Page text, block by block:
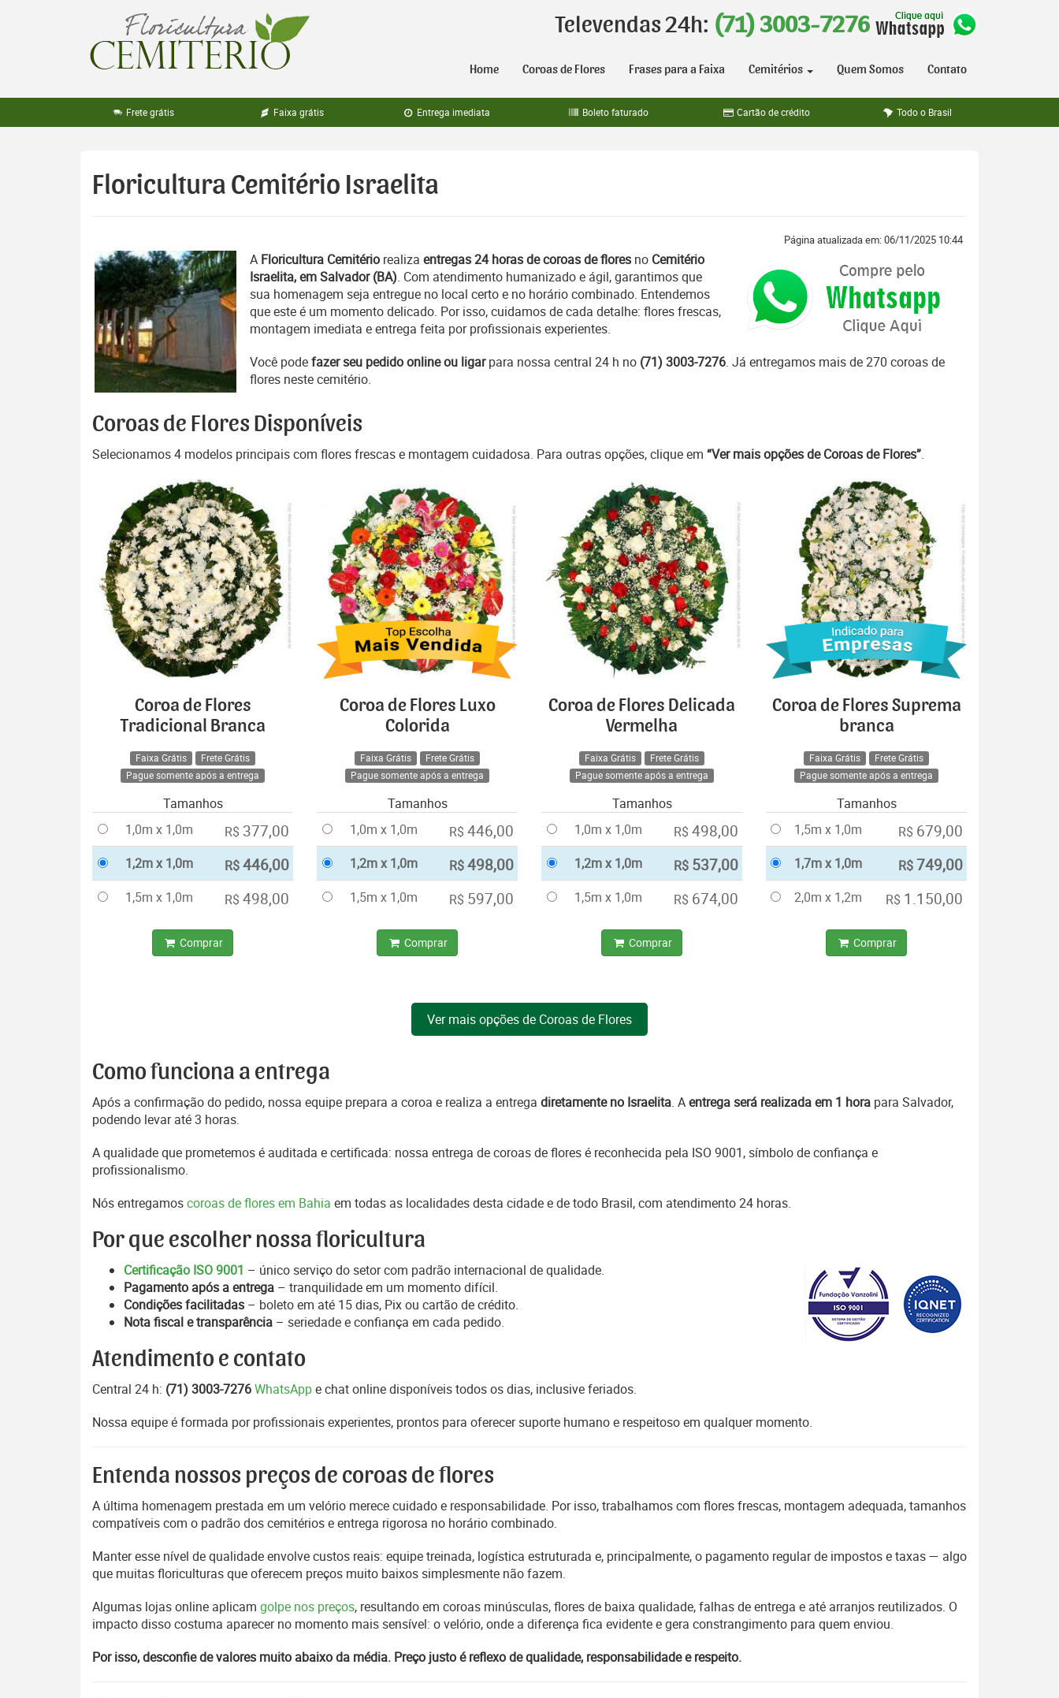
Televendas 24h: (71) 3003-7276
Home Coroas de Flores Frases para a Faixa Cemitérios Quem Somos Contato
Frete grátis Faixa grátis Entrega imediata Boleto faturado Cartão de crédito Todo o Brasil
Floricultura Cemitério Israelita
Página atualizada em: 06/11/2025 10:44
A Floricultura Cemitério realiza entregas 24 horas de coroas de flores no Cemitério
Israelita, em Salvador (BA). Com atendimento humanizado e ágil, garantimos que
sua homenagem seja entregue no local certo e no horário combinado. Entendemos
que este é um momento delicado. Por isso, cuidamos de cada detalhe: flores frescas,
montagem imediata e entrega feita por profissionais experientes.
Você podefazer seu pedido online ou ligarpara nossa central 24 h no (71) 3003-7276. Já entregamos mais de 270 coroas de
flores neste cemitério.
Coroas de Flores Disponíveis
Selecionamos 4 modelos principais com flores frescas e montagem cuidadosa. Para outras opções, clique em “Ver mais opções de Coroas de Flores”.
Coroa de Flores
Tradicional Branca
Faixa Grátis
Frete Grátis
Pague somente após a entrega
Tamanhos
1,0m x 1,0m
R$ 377,00
1,2m x 1,0m R$446,00
1,5m x 1,0m R$ 498,00
Comprar
Coroa de Flores Luxo
Colorida
Faixa Grátis
Frete Grátis
Pague somente após a entrega
Tamanhos
1,0m x 1,0m
R$ 446,00
1,2m x 1,0m R$498,00
1,5m x 1,0m R$ 597,00
Comprar
Coroa de Flores Delicada
Vermelha
Faixa Grátis
Frete Grátis
Pague somente após a entrega
Tamanhos
1,0m x 1,0m
R$ 498,00
1,2m x 1,0m R$ 537,00
1,5m x 1,0m R$ 674,00
Comprar
Coroa de Flores Suprema
branca
Faixa Grátis
Frete Grátis
Pague somente após a entrega
Tamanhos
1,5m x 1,0m
R$ 679,00
1,7m x 1,0m R$749,00
2,0m x 1,2m R$ 1.150,00
Comprar
Ver mais opções de Coroas de Flores
Como funciona a entrega
Após a confirmação do pedido, nossa equipe prepara a coroa e realiza a entrega diretamente no Israelita. Aentrega será realizada em 1 hora para Salvador,
podendo levar até 3 horas.
A qualidade que prometemos é auditada e certificada: nossa entrega de coroas de flores é reconhecida pela ISO 9001, símbolo de confiança e
profissionalismo.
Nós entregamoscoroas de flores em Bahia em todas as localidades desta cidade e de todo Brasil, com atendimento 24 horas.
Por que escolher nossa floricultura
Certificação ISO 9001 – único serviço do setor com padrão internacional de qualidade.
Pagamento após a entrega – tranquilidade em um momento difícil.
Condições facilitadas – boleto em até 15 dias, Pix ou cartão de crédito.
Nota fiscal e transparência – seriedade e confiança em cada pedido.
Atendimento e contato
Central 24 h: (71) 3003-7276WhatsAppe chat online disponíveis todos os dias, inclusive feriados.
Nossa equipe é formada por profissionais experientes, prontos para oferecer suporte humano e respeitoso em qualquer momento.
Entenda nossos preços de coroas de flores
A última homenagem prestada em um velório merece cuidado e responsabilidade. Por isso, trabalhamos com flores frescas, montagem adequada, tamanhos
compatíveis com o padrão dos cemitérios e entrega rigorosa no horário combinado.
Manter esse nível de qualidade envolve custos reais: equipe treinada, logística estruturada e, principalmente, o pagamento regular de impostos e taxas — algo
que muitas floriculturas que oferecem preços muito baixos simplesmente não fazem.
Algumas lojas online aplicam golpe nos preços, resultando em coroas minúsculas, flores de baixa qualidade, falhas de entrega e até arranjos reutilizados. O
impacto disso costuma aparecer no momento mais sensível: o velório, onde a diferença fica evidente e gera constrangimento para quem enviou.
Por isso, desconfie de valores muito abaixo da média. Preço justo é reflexo de qualidade, responsabilidade e respeito.